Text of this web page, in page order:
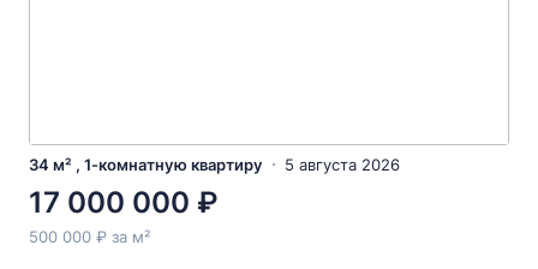
34 м² , 1-комнатную квартиру 5 августа 2026
17 000 000 ₽
500 000 ₽ за м²